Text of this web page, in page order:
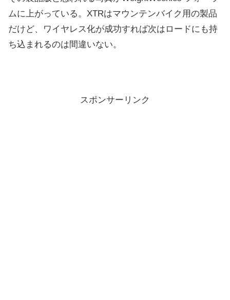
ムに上がっている。XTRはマウンテンバイク用の製品
だけど、ワイヤレス化が成功すれば次はロードにも持
ち込まれるのは間違いない。
スポンサーリンク